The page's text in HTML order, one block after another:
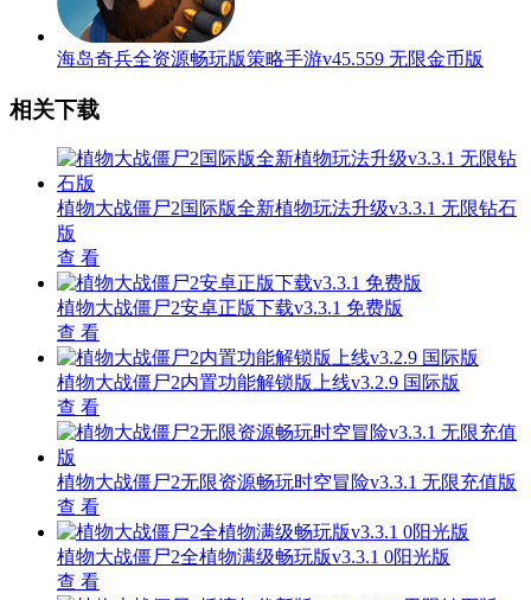
海岛奇兵全资源畅玩版策略手游v45.559 无限金币版
相关下载
植物大战僵尸2国际版全新植物玩法升级v3.3.1 无限钻石
版
查 看
植物大战僵尸2安卓正版下载v3.3.1 免费版
查 看
植物大战僵尸2内置功能解锁版上线v3.2.9 国际版
查 看
植物大战僵尸2无限资源畅玩时空冒险v3.3.1 无限充值版
查 看
植物大战僵尸2全植物满级畅玩版v3.3.1 0阳光版
查 看